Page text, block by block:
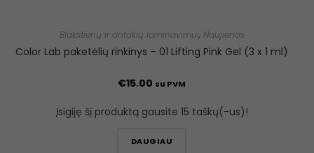
Blakstienų ir antakių laminavimui, Naujienos
Color Lab paketėlių rinkinys – 01 Lifting Pink Gel (3 x 1 ml)
€15.00 su PVM
Įsigiję šį produktą gausite 15 taškų(-us)!
DAUGIAU